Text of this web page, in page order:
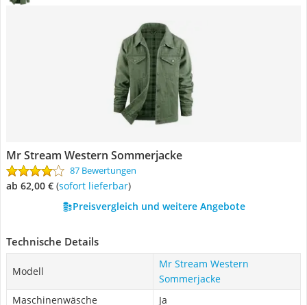
Mr Stream Western Sommerjacke
87 Bewertungen
ab 62,00 € ( Sofort lieferbar)
Preisvergleich und weitere Angebote
Technische Details
Modell
Mr Stream Western
Sommerjacke
Maschinenwäsche
Ja